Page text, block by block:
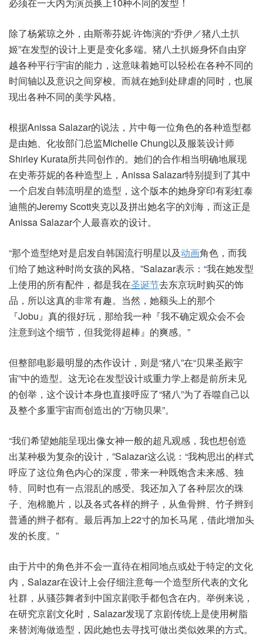
除了杨紫琼之外，由斯蒂芬妮·许饰演的“乔伊／猪八土扒
姬”在发型的设计上更是变化多端。猪八土扒姬身怀自由穿
越各种平行宇宙的能力，这意味着她可以轻松在各种不同的
时间轴以及意识之间穿梭。而就在她到处肆虐的同时，也展
现出各种不同的美学风格。
根据Anissa Salazar的说法，片中每一位角色的各种造型都
是由她、化妆部门总监Michelle Chung以及服装设计师
Shirley Kurata所共同创作的。她们的合作相当明确地展现
在史蒂芬妮的各种造型上，Anissa Salazar特别提到了其中
一个启发自韩流明星的造型，这个版本的她身穿印有彩虹泰
迪熊的Jeremy Scott夹克以及拼出她名字的刘海，而这正是
Anissa Salazar个人最喜欢的设计。
“那个造型绝对是启发自韩国流行明星以及动画角色，而我
们给了她这种时尚女孩的风格。”Salazar表示：“我在她发型
上使用的所有配件，都是我在圣诞节去东京玩时购买的饰
品，所以这真的非常有趣。当然，她额头上的那个
『Jobu』真的很好玩，那给我一种『我不确定观众会不会
注意到这个细节，但我觉得超棒』的爽感。”
但整部电影最明显的杰作设计，则是“猪八”在“贝果圣殿宇
宙”中的造型。这无论在发型设计或重力学上都是前所未见
的创举，这个设计本身也直接呼应了“猪八”为了吞噬自己以
及整个多重宇宙而创造出的“万物贝果”。
“我们希望她能呈现出像女神一般的超凡观感，我也想创造
出某种极为复杂的设计，”Salazar这么说：“我构思出的样式
呼应了这位角色内心的深度，带来一种既饱含未来感、独
特、同时也有一点混乱的感受。我还加入了各种层次的珠
子、泡棉脆片，以及各式各样的辫子，从鱼骨辫、竹子辫到
普通的辫子都有。最后再加上22寸的加长马尾，借此增加头
发的长度。”
由于片中的角色并不会一直待在相同地点或处于特定的文化
内，Salazar在设计上会仔细注意每一个造型所代表的文化
社群，从骚莎舞者到中国京剧歌手都包含在内。举例来说，
在研究京剧文化时，Salazar发现了京剧传统上是使用树脂
来替浏海做造型，因此她也去寻找可做出类似效果的方式。